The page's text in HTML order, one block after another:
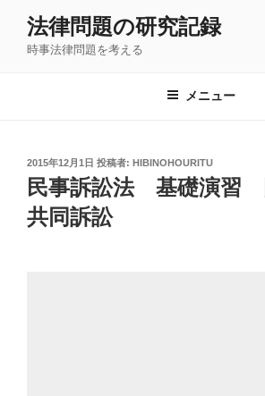
法律問題の研究記録
時事法律問題を考える
メニュー
投
稿
日:
2015年12月1日 投稿者: HIBINOHOURITU
民事訴訟法 基礎演習
共同訴訟